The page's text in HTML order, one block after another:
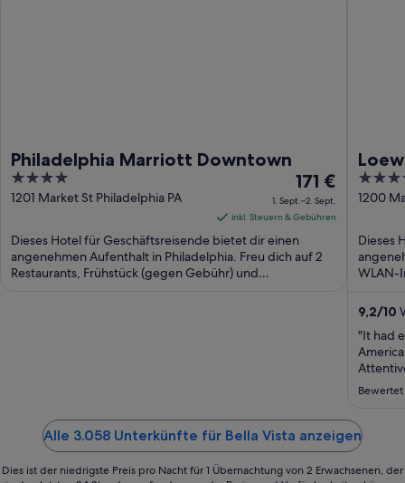
Philadelphia Marriott Downtown
4
out
5
1201 Market St Philadelphia PA
Der
Preis
beträgt
171 €
pro
171 €
1. Sept.–2. Sept.
inkl. Steuern & Gebühren
Dieses Hotel für Geschäftsreisende bietet dir einen
angenehmen Aufenthalt in Philadelphia. Freu dich auf 2
Restaurants, Frühstück (gegen Gebühr) und
4
out
5
1200
Dieses
WLAN-
9,2/10
"It had
Alle 3.058 Unterkünfte für Bella Vista anzeigen
Dies ist der niedrigste Preis pro Nacht für 1 Übernachtung von 2 Erwachsenen, der